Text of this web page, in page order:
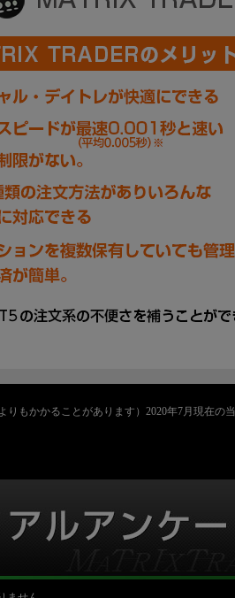
もかかることがあります）2020年7月現在の